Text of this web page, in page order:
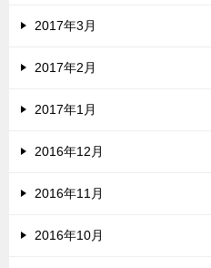
2017年3月
2017年2月
2017年1月
2016年12月
2016年11月
2016年10月